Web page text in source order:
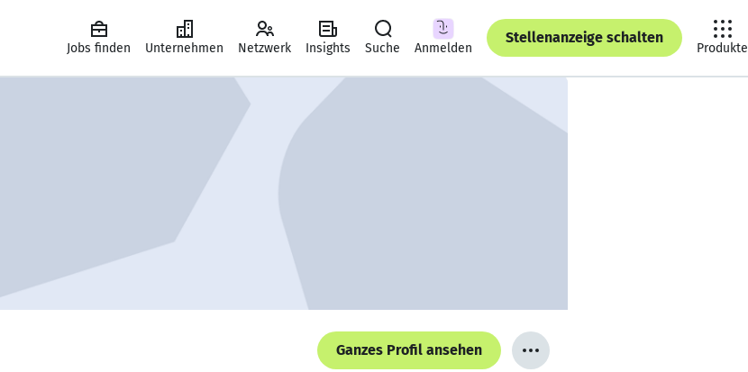
Jobs finden Unternehmen Netzwerk Insights Suche Anmelden
Stellenanzeige schalten
Produkte
Ganzes Profil ansehen